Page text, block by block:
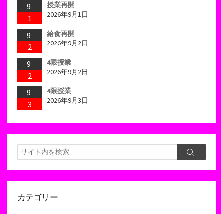
9
1
授業再開
2026年9月1日
9
2
給食再開
2026年9月2日
9
2
4限授業
2026年9月2日
9
3
4限授業
2026年9月3日
検
索
検
カテゴリー